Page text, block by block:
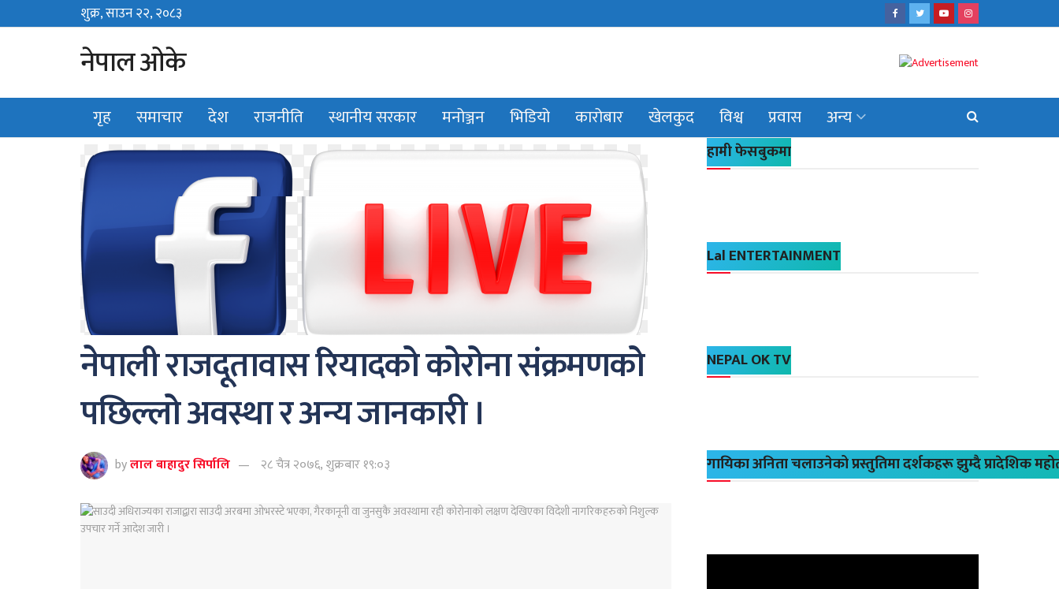
शुक्र, साउन २२, २०८३
नेपाल ओके
गृह समाचार देश राजनीति स्थानीय सरकार मनोञ्जन भिडियो कारोबार खेलकुद विश्व प्रवास अन्य
नेपाली राजदूतावास रियादको कोरोना संक्रमणको
पछिल्लो अवस्था र अन्य जानकारी ।
byलाल बाहादुर सिर्पालि २८ चैत्र २०७६, शुक्रबार १९:०३
हामी फेसबुकमा
Lal ENTERTAINMENT
NEPAL OK TV
गायिका अनिता चलाउनेको प्रस्तुतिमा दर्शकहरू झुम्दै प्रादेशिक